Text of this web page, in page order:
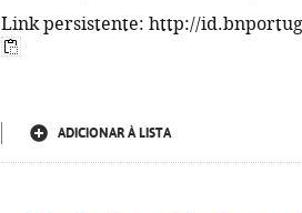
Link persistente: http://
ADICIONAR À LISTA